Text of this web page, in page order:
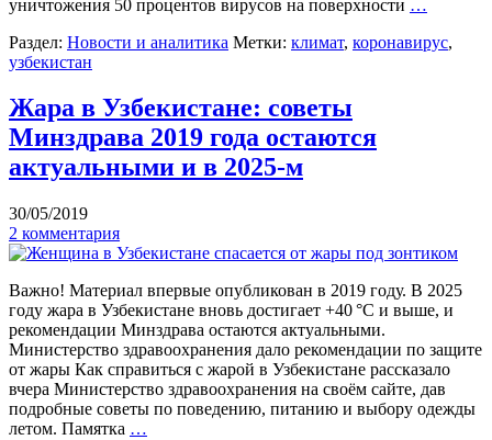
уничтожения 50 процентов вирусов на поверхности …
Раздел: Новости и аналитика Метки: климат, коронавирус,
узбекистан
Жара в Узбекистане: советы
Минздрава 2019 года остаются
актуальными и в 2025-м
30/05/2019
2 комментария
Важно! Материал впервые опубликован в 2019 году. В 2025
году жара в Узбекистане вновь достигает +40 °C и выше, и
рекомендации Минздрава остаются актуальными.
Министерство здравоохранения дало рекомендации по защите
от жары Как справиться с жарой в Узбекистане рассказало
вчера Министерство здравоохранения на своём сайте, дав
подробные советы по поведению, питанию и выбору одежды
летом. Памятка …